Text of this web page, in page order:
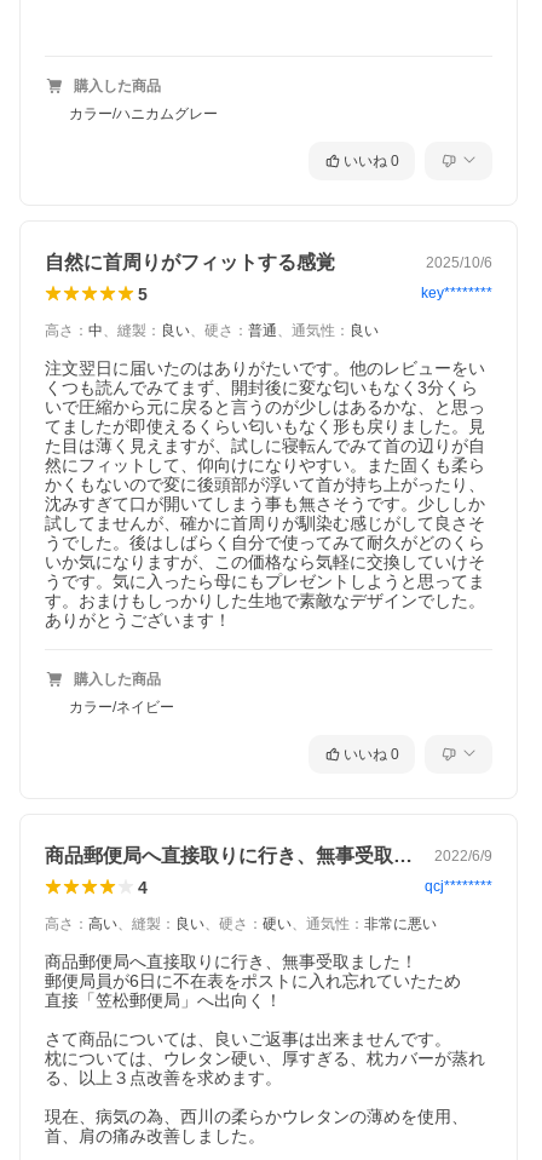
購入した商品
カラー/ハニカムグレー
いいね 0
自然に首周りがフィットする感覚 2025/10/6
5 key********
高さ ： 中、 縫製 ： 良い、 硬さ ： 普通、 通気性 ： 良い
注文翌日に届いたのはありがたいです。他のレビューをい
くつも読んでみてまず、開封後に変な匂いもなく3分くら
いで圧縮から元に戻ると言うのが少しはあるかな、と思っ
てましたが即使えるくらい匂いもなく形も戻りました。見
た目は薄く見えますが、試しに寝転んでみて首の辺りが自
然にフィットして、仰向けになりやすい。また固くも柔ら
かくもないので変に後頭部が浮いて首が持ち上がったり、
沈みすぎて口が開いてしまう事も無さそうです。少ししか
試してませんが、確かに首周りが馴染む感じがして良さそ
うでした。後はしばらく自分で使ってみて耐久がどのくら
いか気になりますが、この価格なら気軽に交換していけそ
うです。気に入ったら母にもプレゼントしようと思ってま
す。おまけもしっかりした生地で素敵なデザインでした。
ありがとうございます！
購入した商品
カラー/ネイビー
いいね 0
商品郵便局へ直接取りに行き、無事受取ま… 2022/6/9
4 qcj********
高さ ： 高い、 縫製 ： 良い、 硬さ ： 硬い、 通気性 ： 非常に悪い
商品郵便局へ直接取りに行き、無事受取ました！
郵便局員が6日に不在表をポストに入れ忘れていたため
直接「笠松郵便局」へ出向く！
さて商品については、良いご返事は出来ませんです。
枕については、ウレタン硬い、厚すぎる、枕カバーが蒸れ
る、以上３点改善を求めます。
現在、病気の為、西川の柔らかウレタンの薄めを使用、
首、肩の痛み改善しました。